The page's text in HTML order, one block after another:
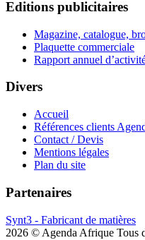
Editions publicitaires
Magazine, catalogue,
Plaquette commerciale
Rapport annuel
Divers
Accueil
Références clients
Contact / Devis
Mentions légales
Plan du site
Partenaires
Synt3 - Fabricant de matières
2026 © Agenda Afrique Tous